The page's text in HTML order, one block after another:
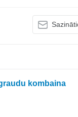
kombaina